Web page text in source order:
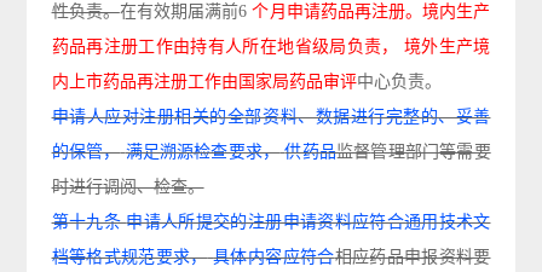
性负责。在有效期届满前6 个月申请药品再注册。境内生产
药品再注册工作由持有人所在地省级局负责，
境外生产境
内上市药品再注册工作由国家局药品审评中心负责。
申请人应对注册相关的全部资料、数据进行完整的、妥善
的保管， 满足溯源检查要求， 供药品监督管理部门等需要
时进行调阅、检查。
第十九条 申请人所提交的注册申请资料应符合通用技术文
档等格式规范要求， 具体内容应符合相应药品申报资料要